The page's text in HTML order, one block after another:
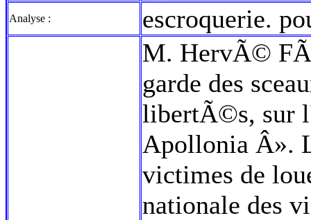
Analyse : escroquerie.
M. HervÃ©
garde des
libertÃ©s, sur
Apollonia Â».
victimes de
nationale des